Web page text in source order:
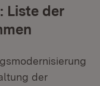
Liste der
der